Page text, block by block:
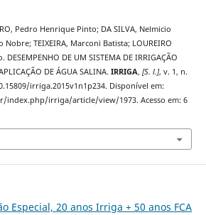
Pedro Henrique Pinto; DA SILVA, Nelmicio
TEIXEIRA, Marconi Batista; LOUREIRO
DE UM SISTEMA DE IRRIGAÇÃO
DE ÁGUA SALINA. IRRIGA, [S. l.], v. 1, n.
irriga.2015v1n1p234. Disponível em:
index.php/irriga/article/view/1973. Acesso em: 6
Especial, 20 anos Irriga + 50 anos FCA